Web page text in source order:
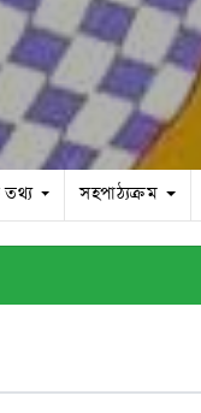
তথ্য সহপাঠ্যক্রম